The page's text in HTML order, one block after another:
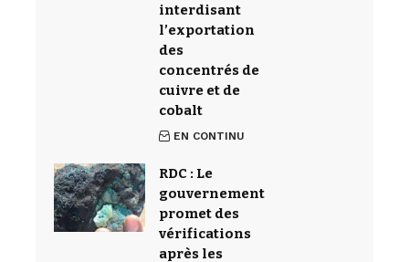
interdisant
l’exportation
des
concentrés de
cuivre et de
cobalt
EN CONTINU
RDC : Le
gouvernement
promet des
vérifications
après les